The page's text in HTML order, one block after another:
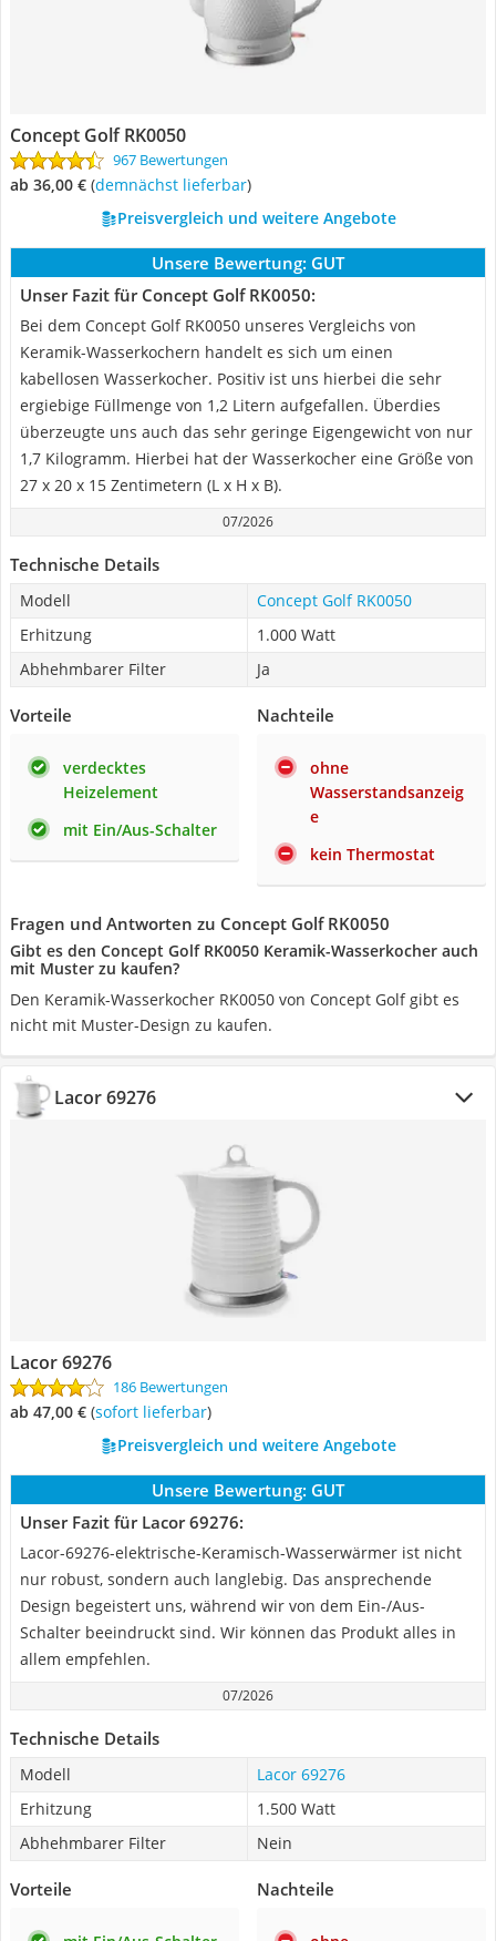
Concept Golf RK0050
967 Bewertungen
ab 36,00 € ( Demnächst lieferbar)
Preisvergleich und weitere Angebote
Unsere Bewertung: GUT
Unser Fazit für Concept Golf RK0050:
Bei dem Concept Golf RK0050 unseres Vergleichs von
Keramik-Wasserkochern handelt es sich um einen
kabellosen Wasserkocher. Positiv ist uns hierbei die sehr
ergiebige Füllmenge von 1,2 Litern aufgefallen. Überdies
überzeugte uns auch das sehr geringe Eigengewicht von nur
1,7 Kilogramm. Hierbei hat der Wasserkocher eine Größe von
27 x 20 x 15 Zentimetern (L x H x B).
07/2026
Technische Details
Modell
Concept Golf RK0050
Erhitzung
1.000 Watt
Abhehmbarer Filter
Ja
Vorteile
verdecktes
Heizelement
mit Ein/Aus-Schalter
Nachteile
ohne
Wasserstandsanzeig
e
kein Thermostat
Fragen und Antworten zu Concept Golf RK0050
Gibt es den Concept Golf RK0050 Keramik-Wasserkocher auch
mit Muster zu kaufen?
Den Keramik-Wasserkocher RK0050 von Concept Golf gibt es
nicht mit Muster-Design zu kaufen.
Lacor 69276
Lacor 69276
186 Bewertungen
ab 47,00 € ( Sofort lieferbar)
Preisvergleich und weitere Angebote
Unsere Bewertung: GUT
Unser Fazit für Lacor 69276:
Lacor-69276-elektrische-Keramisch-Wasserwärmer ist nicht
nur robust, sondern auch langlebig. Das ansprechende
Design begeistert uns, während wir von dem Ein-/Aus-
Schalter beeindruckt sind. Wir können das Produkt alles in
allem empfehlen.
07/2026
Technische Details
Modell
Lacor 69276
Erhitzung
1.500 Watt
Abhehmbarer Filter
Nein
Vorteile Nachteile